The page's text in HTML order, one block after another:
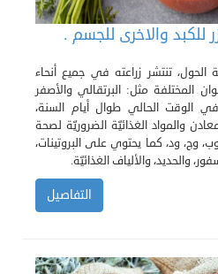
للكبد والاخرى للجسم .
الحول، تنتشر زراعته في جميع أنحاء
المختلفة مثل: البرتقالي والأصفر
في الوقت الحالي طوال أيام السنة،
والمواد الغذائيّة الضروريّة لصحة
وج، ود، كما يحتوي على البروتينات،
والحديد، والألياف الغذائيّة.
التفاصيل